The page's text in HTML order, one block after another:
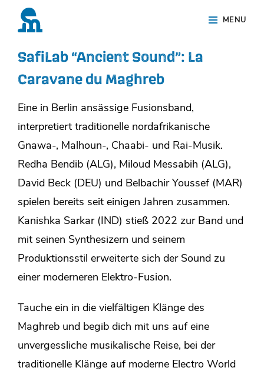
MENU
Overlay
SafiLab “Ancient Sound”: La
Caravane du Maghreb
Eine in Berlin ansässige Fusionsband,
interpretiert traditionelle nordafrikanische
Gnawa-, Malhoun-, Chaabi- und Rai-Musik.
Redha Bendib (ALG), Miloud Messabih (ALG),
David Beck (DEU) und Belbachir Youssef (MAR)
spielen bereits seit einigen Jahren zusammen.
Kanishka Sarkar (IND) stieß 2022 zur Band und
mit seinen Synthesizern und seinem
Produktionsstil erweiterte sich der Sound zu
einer moderneren Elektro-Fusion.
Tauche ein in die vielfältigen Klänge des
Maghreb und begib dich mit uns auf eine
unvergessliche musikalische Reise, bei der
traditionelle Klänge auf moderne Electro World